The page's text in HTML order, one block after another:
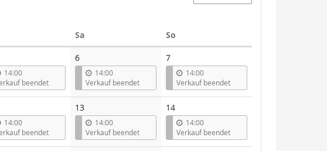
SaSamstag So
14:00
beendet
6
14:00
Verkauf beendet
7
14:00
Verkauf beendet
14:00
beendet
13
14:00
Verkauf beendet
14
14:00
Verkauf beendet